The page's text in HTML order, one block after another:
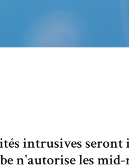
intrusives
n'autorise les mid-